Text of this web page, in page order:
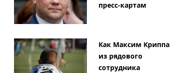
пресс-картам
Как Максим Криппа
из рядового
сотрудника